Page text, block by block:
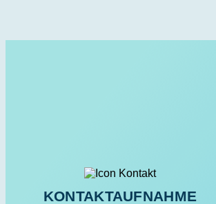
KONTAKTAUFNAHME